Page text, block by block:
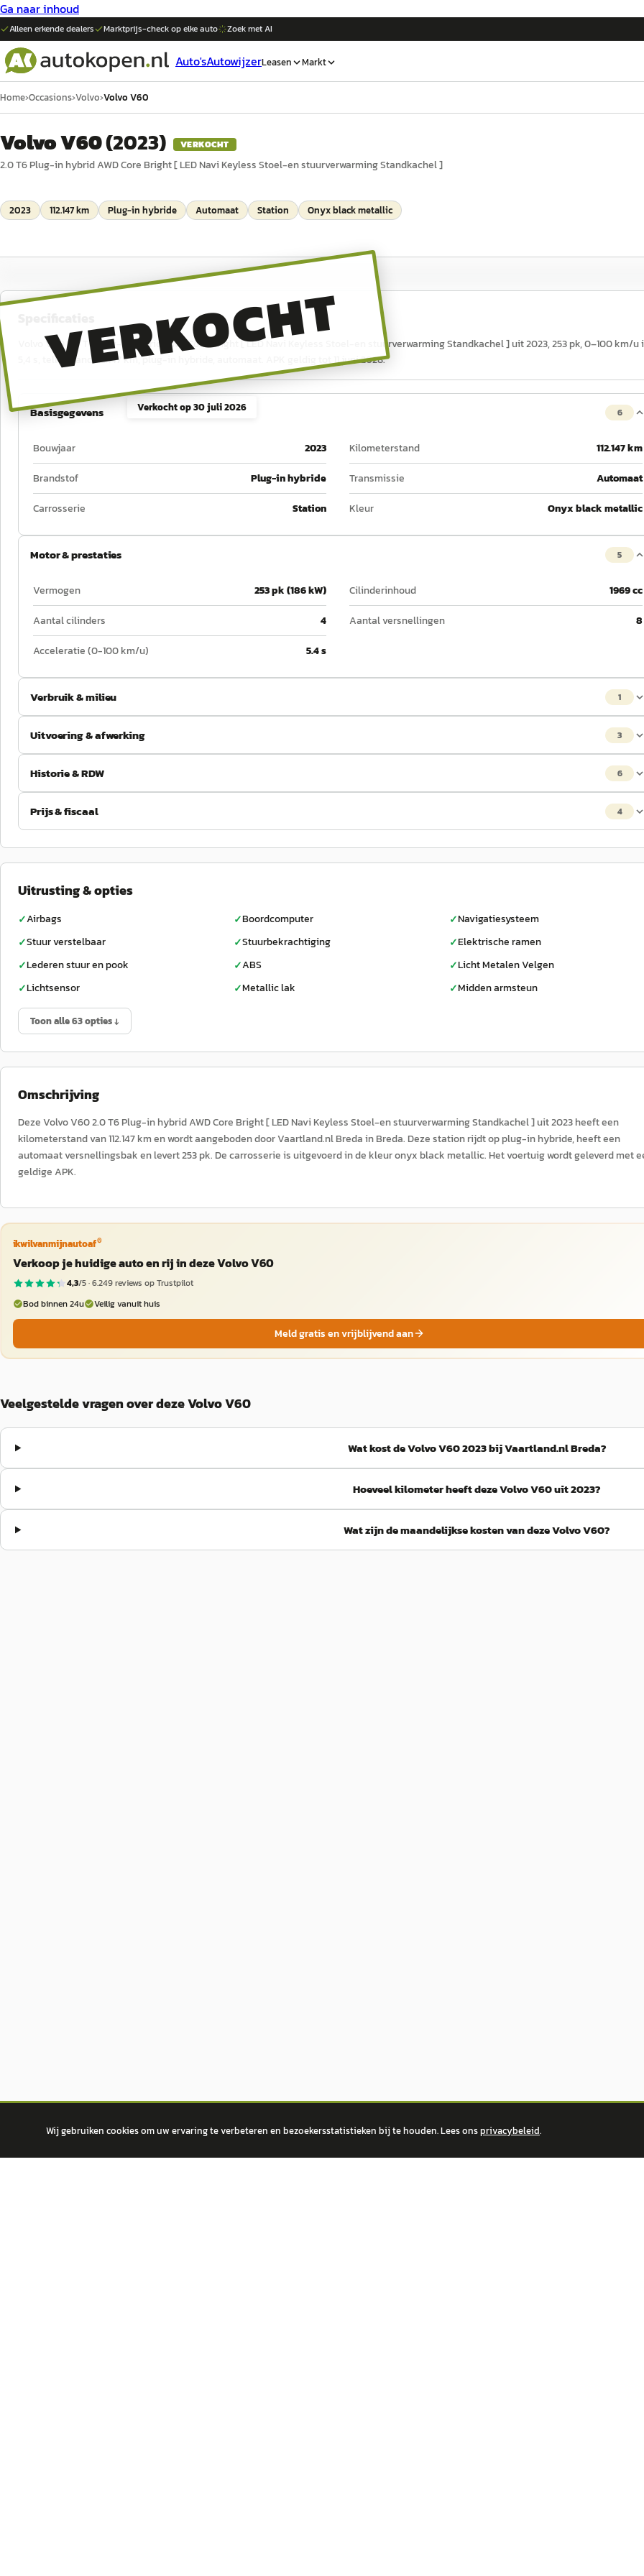
Ga naar inhoud
Alleen erkende dealers Marktprijs-check op elkeauto Zoek met AI
Auto'sAutowijzerLeasen Markt
Home›Occasions›Volvo›Volvo V60
Volvo V60(2023) VERKOCHT
2.0 T6 Plug-in hybrid AWD Core Bright [ LED Navi Keyless Stoel-en stuurverwarming Standkachel ]
2023 112.147 km Plug-in hybride Automaat Station Onyx black metallic
VERKOCHT
Verkocht op30 juli 2026
Volvo V60 2.0 T6 Plug-in hybrid AWD Core Bright [ LED Navi Keyless Stoel-en stuurverwarming Standkachel ] uit 2023, 253 pk, 0–100 km/u
5,4 s, tellerstand 112.147 km, plug-in hybride, automaat. APK geldig tot 11 juni 2028.
Basisgegevens 6
Bouwjaar 2023 Kilometerstand
112.147 km
Brandstof
Plug-in hybride Transmissie
Automaat
Carrosserie
Station Kleur Onyx black metallic
Motor & prestaties 5
Vermogen 253 pk (186 kW) Cilinderinhoud
1969 cc
Aantal cilinders
4 Aantal versnellingen
8
Acceleratie (0-100 km/u)
5.4 s
Verbruik & milieu 1
Uitvoering & afwerking 3
Historie & RDW 6
Prijs & fiscaal 4
Uitrusting & opties
✓Airbags ✓Boordcomputer ✓Navigatiesysteem
✓Stuur verstelbaar ✓Stuurbekrachtiging ✓Elektrische ramen
✓Lederen stuur en pook ✓ABS ✓Licht Metalen Velgen
✓Lichtsensor ✓Metallic lak ✓Midden armsteun
Toon alle 63 opties ↓
Omschrijving
Deze Volvo V60 2.0 T6 Plug-in hybrid AWD Core Bright [ LED Navi Keyless Stoel-en stuurverwarming Standkachel ] uit 2023 heeft een
kilometerstand van 112.147 km en wordt aangeboden door Vaartland.nl Breda in Breda. Deze station rijdt op plug-in hybride, heeft een
automaat versnellingsbak en levert 253 pk. De carrosserie is uitgevoerd in de kleur onyx black metallic. Het voertuig wordt geleverd met
geldige APK.
ikwilvanmijnautoaf®
Verkoop je huidige auto en rij in deze Volvo V60
4,3/5 ·6.249reviews op Trustpilot
Bod binnen 24u
Veilig vanuit huis
Meld gratis en vrijblijvend aan
Veelgestelde vragen over deze Volvo V60
Wat kost de Volvo V60 2023 bij Vaartland.nl Breda?
Hoeveel kilometer heeft deze Volvo V60 uit 2023?
Wat zijn de maandelijkse kosten van deze Volvo V60?
Wij gebruiken cookies om uw ervaring te verbeteren en bezoekersstatistieken bij te houden. Lees onsprivacybeleid.